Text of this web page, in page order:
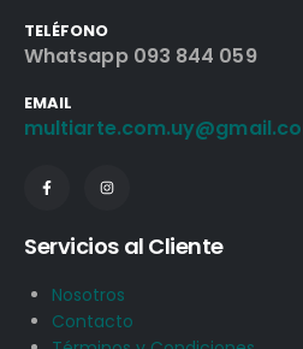
TELÉFONO
Whatsapp 093 844 059
EMAIL
Servicios al Cliente
Nosotros
Contacto